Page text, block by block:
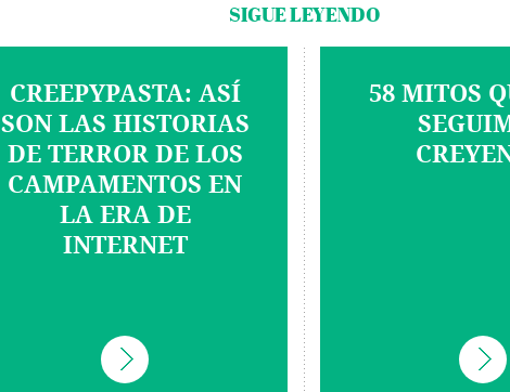
SIGUE LEYENDO
CREEPYPASTA: ASÍ
SON LAS HISTORIAS
DE TERROR DE LOS
CAMPAMENTOS EN
LA ERA DE
INTERNET
58 MITOS